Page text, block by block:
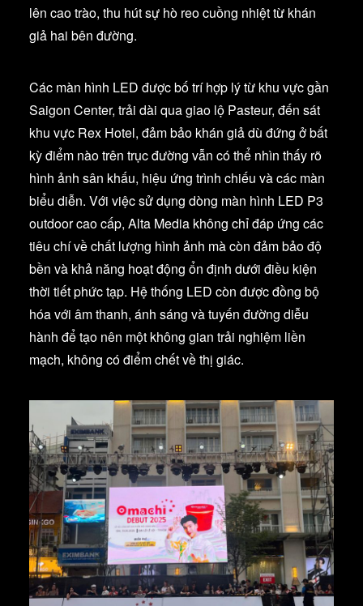
lên cao trào, thu hút sự hò reo cuồng nhiệt từ khán
giả hai bên đường.
Các màn hình LED được bố trí hợp lý từ khu vực gần
Saigon Center, trải dài qua giao lộ Pasteur, đến sát
khu vực Rex Hotel, đảm bảo khán giả dù đứng ở bất
kỳ điểm nào trên trục đường vẫn có thể nhìn thấy rõ
hình ảnh sân khấu, hiệu ứng trình chiếu và các màn
biểu diễn. Với việc sử dụng dòng màn hình LED P3
outdoor cao cấp, Alta Media không chỉ đáp ứng các
tiêu chí về chất lượng hình ảnh mà còn đảm bảo độ
bền và khả năng hoạt động ổn định dưới điều kiện
thời tiết phức tạp. Hệ thống LED còn được đồng bộ
hóa với âm thanh, ánh sáng và tuyến đường diễu
hành để tạo nên một không gian trải nghiệm liền
mạch, không có điểm chết về thị giác.